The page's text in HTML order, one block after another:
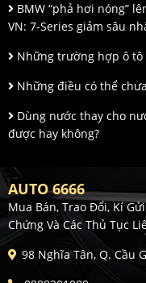
BMW “phả hơi nóng”
VN: 7-Series giảm sâu
Những trường hợp ô
Những điều có thể
Dùng nước thay cho
được hay không?
AUTO 6666
Mua Bán, Trao Đổi, Kí
Chứng Và Các Thủ Tục
98 Nghĩa Tân, Q. Cầu